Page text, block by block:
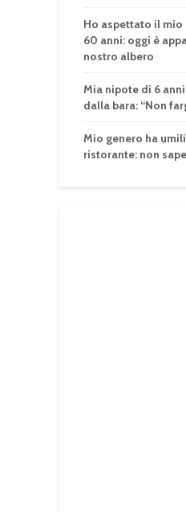
Ho aspettato il mio
60 anni: oggi è
nostro albero
Mia nipote di 6
dalla bara: “Non
Mio genero ha
ristorante: non